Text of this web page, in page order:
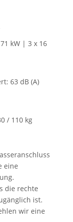
kW | 3 x 16
63 dB (A)
/ 110 kg
eine
die rechte
ist.
wir eine